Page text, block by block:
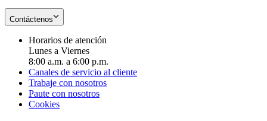
Contáctenos
Horarios de atención
Lunes a Viernes
8:00 a.m. a 6:00 p.m.
Canales de servicio al cliente
Trabaje con nosotros
Paute con nosotros
Cookies